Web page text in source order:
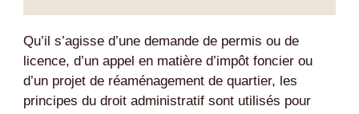
Qu’il s’agisse d’une demande de permis ou de
licence, d’un appel en matière d’impôt foncier ou
d’un projet de réaménagement de quartier, les
principes du droit administratif sont utilisés pour